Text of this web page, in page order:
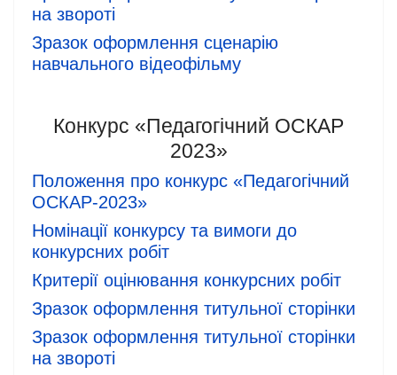
на звороті
Зразок оформлення сценарію
навчального відеофільму
Конкурс «Педагогічний ОСКАР
2023»
Положення про конкурс «Педагогічний
ОСКАР-2023»
Номінації конкурсу та вимоги до
конкурсних робіт
Критерії оцінювання конкурсних робіт
Зразок оформлення титульної сторінки
Зразок оформлення титульної сторінки
на звороті